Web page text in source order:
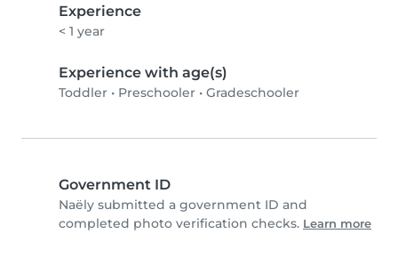
Experience
< 1 year
Experience with age(s)
Toddler • Preschooler • Gradeschooler
Government ID
Naëly submitted a government ID and
completed photo verification checks. Learn more